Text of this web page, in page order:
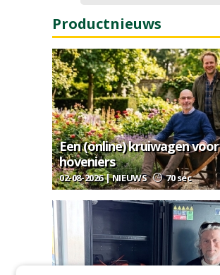
Productnieuws
Een (online) kruiwagen voor
hoveniers
02-08-2026 | NIEUWS 70 sec